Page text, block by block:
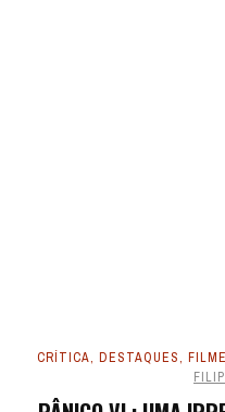
CRÍTICA, DESTAQUES,